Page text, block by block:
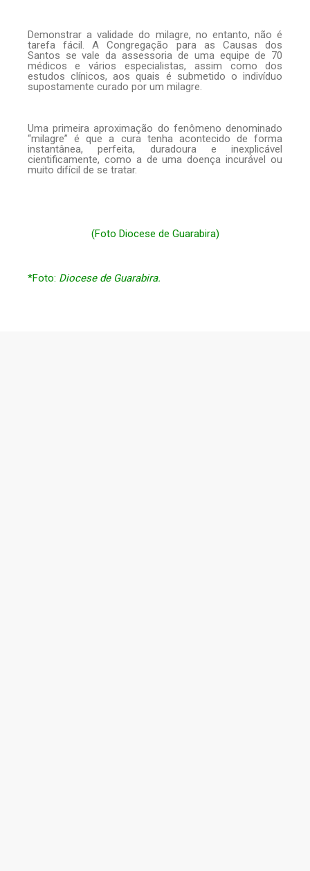
Demonstrar a validade do milagre, no entanto, não é
tarefa fácil. A Congregação para as Causas dos
Santos se vale da assessoria de uma equipe de 70
médicos e vários especialistas, assim como dos
estudos clínicos, aos quais é submetido o indivíduo
supostamente curado por um milagre.
Uma primeira aproximação do fenômeno denominado
“milagre” é que a cura tenha acontecido de forma
instantânea, perfeita, duradoura e inexplicável
cientificamente, como a de uma doença incurável ou
muito difícil de se tratar.
(Foto Diocese de Guarabira)
*Foto: Diocese de Guarabira.